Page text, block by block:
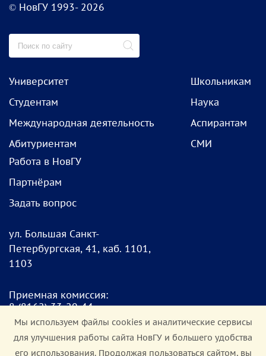
© НовГУ 1993- 2026
Университет
Студентам
Международная деятельность
Абитуриентам
Школьникам
Наука
Аспирантам
СМИ
Работа в НовГУ
Партнёрам
Задать вопрос
ул. Большая Санкт-
Петербургская, 41, каб. 1101,
1103
Приемная комиссия:
8(8162) 33-20-44
pk@novsu.ru
Чат для абитуриентов:
Мы используем файлы cookies и аналитические сервисы
для улучшения работы сайта НовГУ и большего удобства
его использования. Продолжая пользоваться сайтом, вы